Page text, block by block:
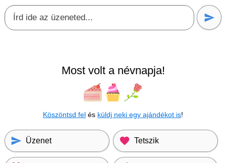
Most volt a névnapja!
Köszöntsd fel és küldj neki egy ajándékot is!
Üzenet Tetszik